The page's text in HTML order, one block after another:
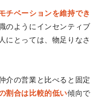
チベーションを維持でき
のようにインセンティブ
にとっては、物足りなさ
介の営業と比べると固定
割合は比較的低い傾向で